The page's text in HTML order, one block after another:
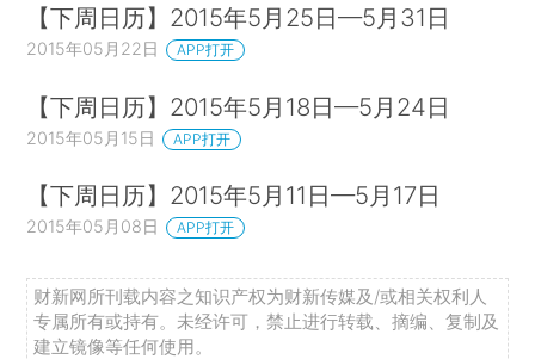
【下周日历】2015年5月25日—5月31日
2015年05月22日 APP打开
【下周日历】2015年5月18日—5月24日
2015年05月15日 APP打开
【下周日历】2015年5月11日—5月17日
2015年05月08日 APP打开
财新网所刊载内容之知识产权为财新传媒及/或相关权利人
专属所有或持有。未经许可，禁止进行转载、摘编、复制及
建立镜像等任何使用。